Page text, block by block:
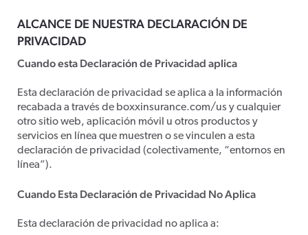
ALCANCE DE NUESTRA DECLARACIÓN DE
PRIVACIDAD
Cuando esta Declaración de Privacidad aplica
Esta declaración de privacidad se aplica a la información
recabada a través de boxxinsurance.com/us y cualquier
otro sitio web, aplicación móvil u otros productos y
servicios en línea que muestren o se vinculen a esta
declaración de privacidad (colectivamente, “entornos en
línea”).
Cuando Esta Declaración de Privacidad No Aplica
Esta declaración de privacidad no aplica a: